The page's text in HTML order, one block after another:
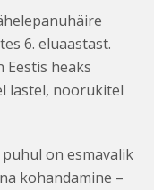
6. eluaastast.
Eestis heaks
lastel, noorukitel
on esmavalik
kohandamine –